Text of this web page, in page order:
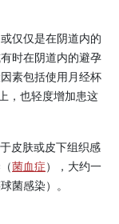
仅仅是在阴道内的
时在阴道内的避孕
素包括使用月经杯
，也轻度增加患这
皮肤或皮下组织感
菌血症），大约一
菌感染）。